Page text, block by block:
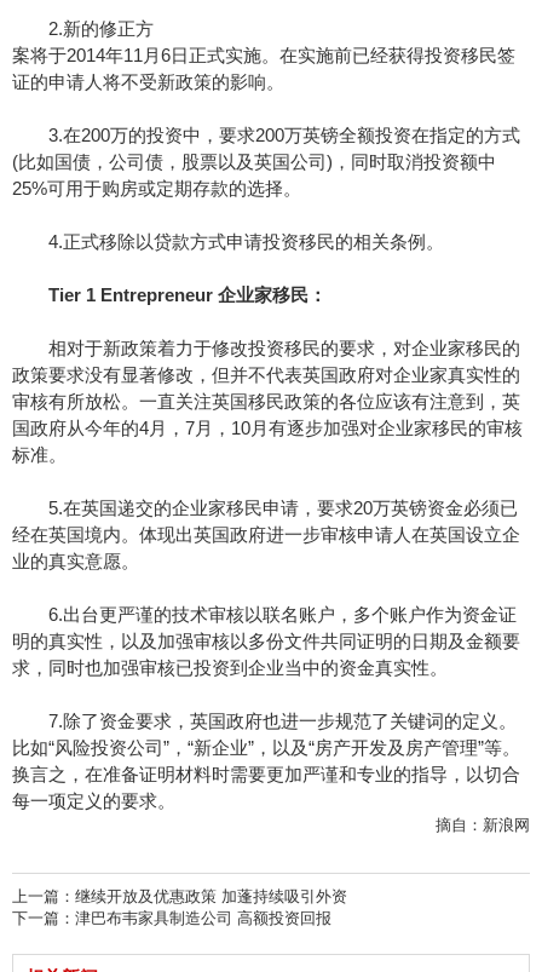
2.新的修正方
案将于2014年11月6日正式实施。在实施前已经获得投资移民签
证的申请人将不受新政策的影响。
3.在200万的投资中，要求200万英镑全额投资在指定的方式
(比如国债，公司债，股票以及英国公司)，同时取消投资额中
25%可用于购房或定期存款的选择。
4.正式移除以贷款方式申请投资移民的相关条例。
Tier 1 Entrepreneur 企业家移民：
相对于新政策着力于修改投资移民的要求，对企业家移民的
政策要求没有显著修改，但并不代表英国政府对企业家真实性的
审核有所放松。一直关注英国移民政策的各位应该有注意到，英
国政府从今年的4月，7月，10月有逐步加强对企业家移民的审核
标准。
5.在英国递交的企业家移民申请，要求20万英镑资金必须已
经在英国境内。体现出英国政府进一步审核申请人在英国设立企
业的真实意愿。
6.出台更严谨的技术审核以联名账户，多个账户作为资金证
明的真实性，以及加强审核以多份文件共同证明的日期及金额要
求，同时也加强审核已投资到企业当中的资金真实性。
7.除了资金要求，英国政府也进一步规范了关键词的定义。
比如“风险投资公司”，“新企业”，以及“房产开发及房产管理”等。
换言之，在准备证明材料时需要更加严谨和专业的指导，以切合
每一项定义的要求。
摘自：新浪网
上一篇： 继续开放及优惠政策 加蓬持续吸引外资
下一篇： 津巴布韦家具制造公司 高额投资回报